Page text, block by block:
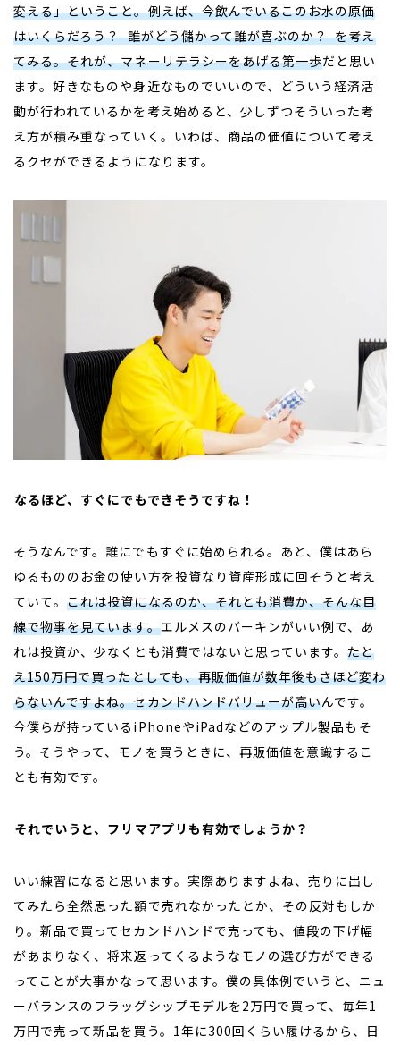
変える」ということ。例えば、今飲んでいるこのお水の原価
はいくらだろう？ 誰がどう儲かって誰が喜ぶのか？ を考え
てみる。それが、マネーリテラシーをあげる第一歩だと思い
ます。好きなものや身近なものでいいので、どういう経済活
動が行われているかを考え始めると、少しずつそういった考
え方が積み重なっていく。いわば、商品の価値について考え
るクセができるようになります。
――なるほど、すぐにでもできそうですね！
そうなんです。誰にでもすぐに始められる。あと、僕はあら
ゆるもののお金の使い方を投資なり資産形成に回そうと考え
ていて。これは投資になるのか、それとも消費か、そんな目
線で物事を見ています。エルメスのバーキンがいい例で、あ
れは投資か、少なくとも消費ではないと思っています。たと
え150万円で買ったとしても、再販価値が数年後もさほど変わ
らないんですよね。セカンドハンドバリューが高いんです。
今僕らが持っている iPhoneやiPadなどのアップル製品もそ
う。そうやって、モノを買うときに、再販価値を意識するこ
とも有効です。
――それでいうと、フリマアプリも有効でしょうか？
いい練習になると思います。実際ありますよね、売りに出し
てみたら全然思った額で売れなかったとか、その反対もしか
り。新品で買ってセカンドハンドで売っても、値段の下げ幅
があまりなく、将来返ってくるようなモノの選び方ができる
ってことが大事かなって思います。僕の具体例でいうと、ニュ
ーバランスのフラッグシップモデルを2万円で買って、毎年1
万円で売って新品を買う。 1年に300回くらい履けるから、日